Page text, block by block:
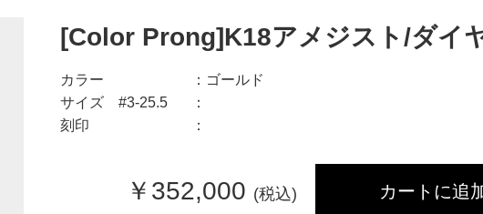
[Color Prong]K18アメジスト/ダイ
カラー
ゴールド
サイズ #3-25.5
刻印
￥ 352,000 (税込) カートに追